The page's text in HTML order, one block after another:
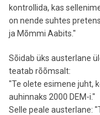
kontrollida, kas
on nende suhtes
ja Mõmmi Aabits."
Sõidab üks austerlane
teatab rõõmsalt:
"Te olete esimene juht,
auhinnaks 2000 DEM-i."
Selle peale austerlane: